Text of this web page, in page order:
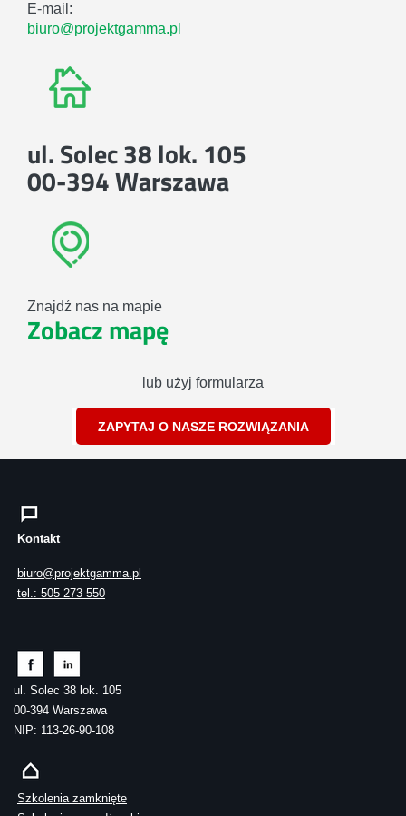
E-mail:
biuro@projektgamma.pl
ul. Solec 38 lok. 105
00-394 Warszawa
Znajdź nas na mapie
Zobacz mapę
lub użyj formularza
ZAPYTAJ O NASZE ROZWIĄZANIA
Kontakt
biuro@projektgamma.pl
tel.: 505 273 550
ul. Solec 38 lok. 105
00-394 Warszawa
NIP: 113-26-90-108
Szkolenia zamknięte